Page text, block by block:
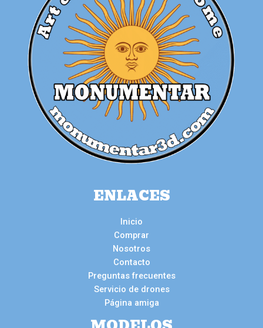
ENLACES
Inicio
Comprar
Nosotros
Contacto
Preguntas frecuentes
Servicio de drones
Página amiga